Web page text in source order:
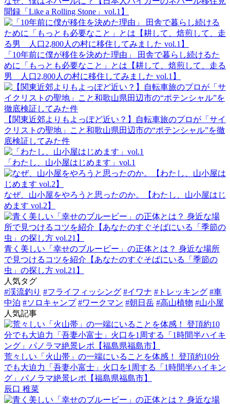
聞録「Like a Rolling Stone」vol.1】
「10年前に僕が移住を決めた理由」 田舎で暮らし続けるた
めに「もっとも必要なこと」とは【耕して、焙煎して、走る
男 人口2,800人の村に移住してみました vol.1】
【関東近郊よりもよっぽど近い？】自転車旅のプロが「サイ
クリストの聖地」こと和歌山県田辺市の“ポテンシャル”を徹
底検証してみた件
「わたし、山小屋はじめます」vol.1
なぜ、山小屋をやろうと思ったのか。【わたし、山小屋はじ
めます vol.2】
青く美しい「幸せのブルービー」の正体とは？ 身近な場所
で見つけるコツを紹介【あなたのすぐそばにいる「季節の
虫」の探し方 vol.21】
人気タグ
#渓流釣り #フライフィッシング #イワナ #トレッキング #車
中泊 #ソロキャンプ #ワークマン #朝日岳 #高山植物 #山小屋
人気記事
荒々しい「火山帯」の一端にいることを体感！ 登頂約10分
でも大迫力「吾妻小富士」火口を1周する「1時間半ハイキン
グ」パノラマ絶景レポ【福島県福島市】
辰口 稚菜